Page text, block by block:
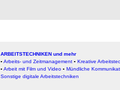
ARBEITSTECHNIKEN und mehr
▪ Arbeits- und Zeitmanagement ▪ Kreative
▪ Arbeit mit Film und Video ▪ Mündliche
Sonstige digitale Arbeitstechniken